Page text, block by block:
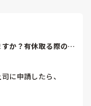
か？有休取る際の、
に申請したら、
。